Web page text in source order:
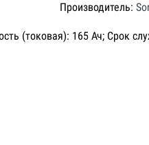
Производитель:
(токовая): 165 Ач; Срок